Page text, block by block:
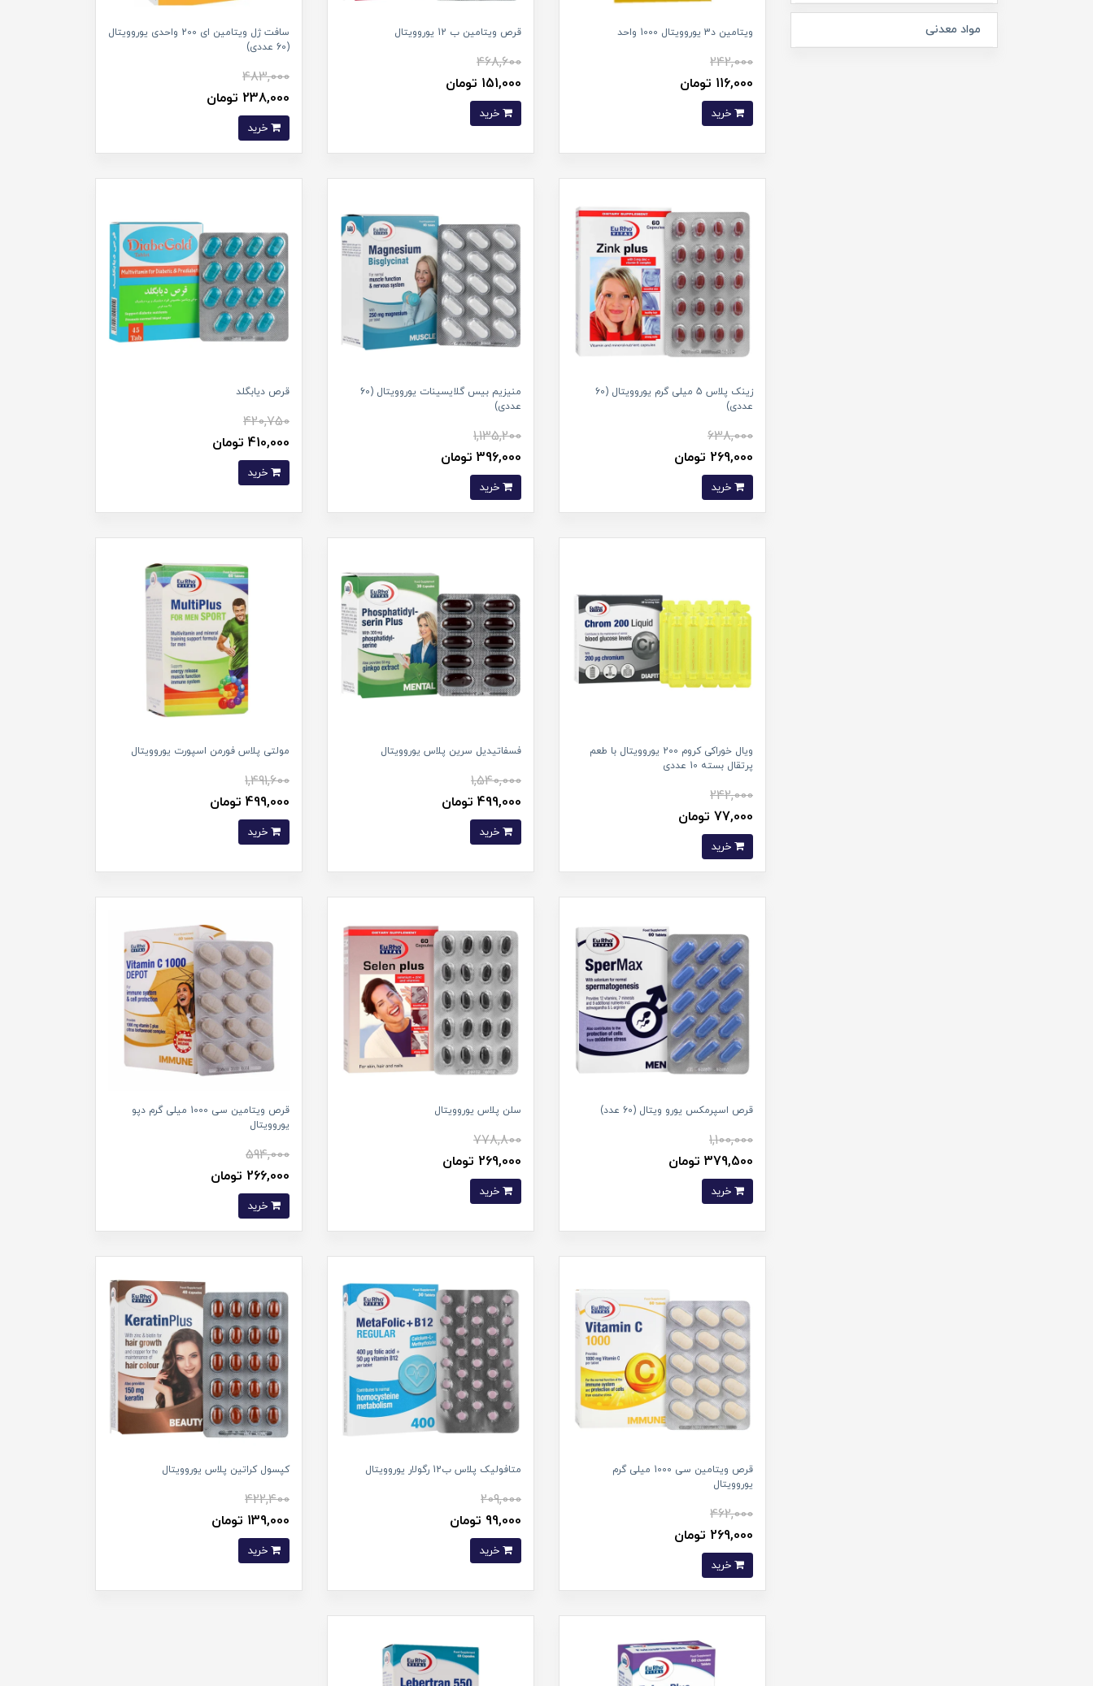
مواد معدنی ویتامین د3 یوروویتال 1000 واحد
242,000
116,000 تومان
قرص ویتامین ب 12 یوروویتال
468,600
151,000 تومان
خرید
سافت ژل ویتامین ای 200 واحدی یوروویتال
(60 عددی)
483,000
238,000 تومان
خرید
زینک پلاس 5 میلی گرم یوروویتال (60
عددی)
638,000
269,000 تومان
منیزیم بیس گلایسینات یوروویتال (60
عددی)
1,135,200
396,000 تومان
خرید
قرص دیابگلد
420,750
410,000 تومان
خرید
ویال خوراکی کروم 200 یوروویتال با طعم
پرتقال بسته 10 عددی
242,000
77,000 تومان
فسفاتیدیل سرین پلاس یوروویتال
1,540,000
499,000 تومان
خرید
مولتی پلاس فورمن اسپورت یوروویتال
1,491,600
499,000 تومان
خرید
قرص اسپرمکس یورو ویتال (60 عدد)
1,100,000
379,500 تومان
سلن پلاس یوروویتال
778,800
269,000 تومان
خرید
قرص ویتامین سی 1000 میلی گرم دپو
یوروویتال
594,000
266,000 تومان
خرید
قرص ویتامین سی 1000 میلی گرم
یوروویتال
462,000
269,000 تومان
متافولیک پلاس ب12 رگولار یوروویتال
209,000
99,000 تومان
خرید
کپسول کراتین پلاس یوروویتال
422,400
139,000 تومان
خرید